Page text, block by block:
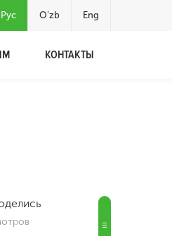
Рус O'zb Eng
КОНТАКТЫ